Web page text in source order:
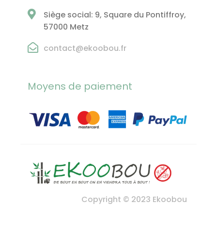
Siège social: 9, Square du Pontiffroy,
57000 Metz
contact@ekoobou.fr
Moyens de paiement
Copyright © 2023 Ekoobou